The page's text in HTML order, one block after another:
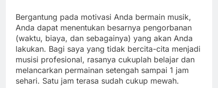
Bergantung pada motivasi Anda bermain musik,
Anda dapat menentukan besarnya pengorbanan
(waktu, biaya, dan sebagainya) yang akan Anda
lakukan. Bagi saya yang tidak bercita-cita menjadi
musisi profesional, rasanya cukuplah belajar dan
melancarkan permainan setengah sampai 1 jam
sehari. Satu jam terasa sudah cukup mewah.